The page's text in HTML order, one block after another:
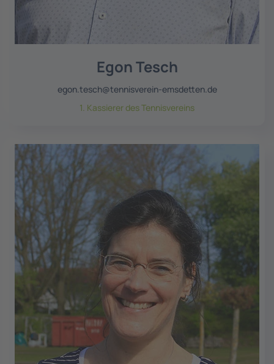
Egon Tesch
egon.tesch@tennisverein-emsdetten.de
1. Kassierer des Tennisvereins